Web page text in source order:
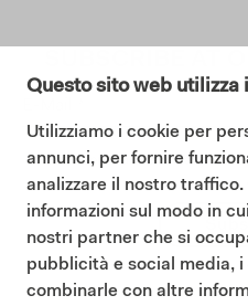
Questo sito web utilizza
Utilizziamo i cookie per
annunci, per fornire
analizzare il nostro
informazioni sul modo in
nostri partner che si
pubblicità e social media,
combinarle con altre
I consent to the Privacy